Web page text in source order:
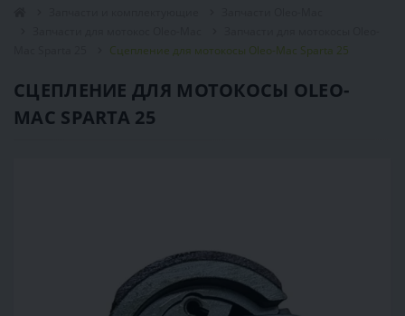
Сцепление для мотокосы Oleo-Mac Sparta 25
СЦЕПЛЕНИЕ ДЛЯ МОТОКОСЫ OLEO-
MAC SPARTA 25